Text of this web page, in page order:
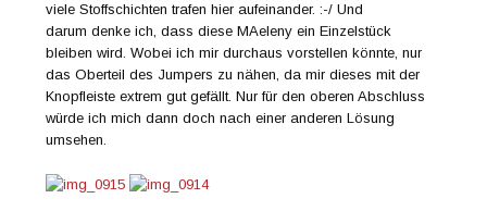
viele Stoffschichten trafen hier aufeinander. :-/ Und
darum denke ich, dass diese MAeleny ein Einzelstück
bleiben wird. Wobei ich mir durchaus vorstellen könnte, nur
das Oberteil des Jumpers zu nähen, da mir dieses mit der
Knopfleiste extrem gut gefällt. Nur für den oberen Abschluss
würde ich mich dann doch nach einer anderen Lösung
umsehen.